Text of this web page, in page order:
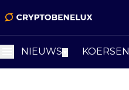
NIEUWS KOERSEN